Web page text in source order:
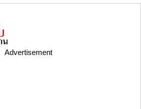
Advertisement